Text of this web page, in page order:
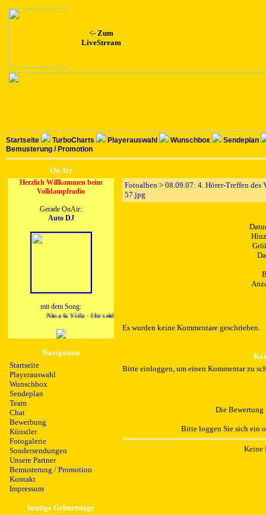
<- Zum
LiveStream
Startseite TurboCharts Playerauswahl Wunschbox
Sendeplan
Bemusterung / Promotion
On Air
Herzlich Willkommen beim
Volldampfradio
Gerade OnAir:
Auto DJ
mit dem Song:
Nina la Vida - Ihr seid alles fuer mich (Radio Edit)
Navigation
Startseite
Playerauswahl
Wunschbox
Sendeplan
Team
Chat
Bewerbung
Künstler
Fotogalerie
Sondersendungen
Unsere Partner
Bemusterung / Promotion
Kontakt
Impressum
heutige Geburtstage
Fotoalben > 08.09.07: 4. Hörer-Treffen des
57.jpg
Es wurden keine Kommentare geschrieben.
Bitte einloggen, um einen Kommentar zu
Die
Bitte loggen Sie sich ein
Keine